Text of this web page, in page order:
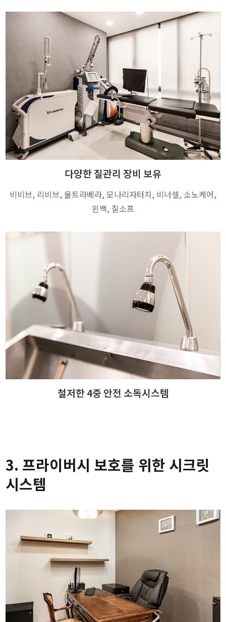
다양한 질관리 장비 보유
비비브, 리비브, 울트라베라, 모나리자터치, 비너셀, 소노케어,
윈백, 질소프
철저한 4중 안전 소독시스템
3. 프라이버시 보호를 위한 시크릿
시스템